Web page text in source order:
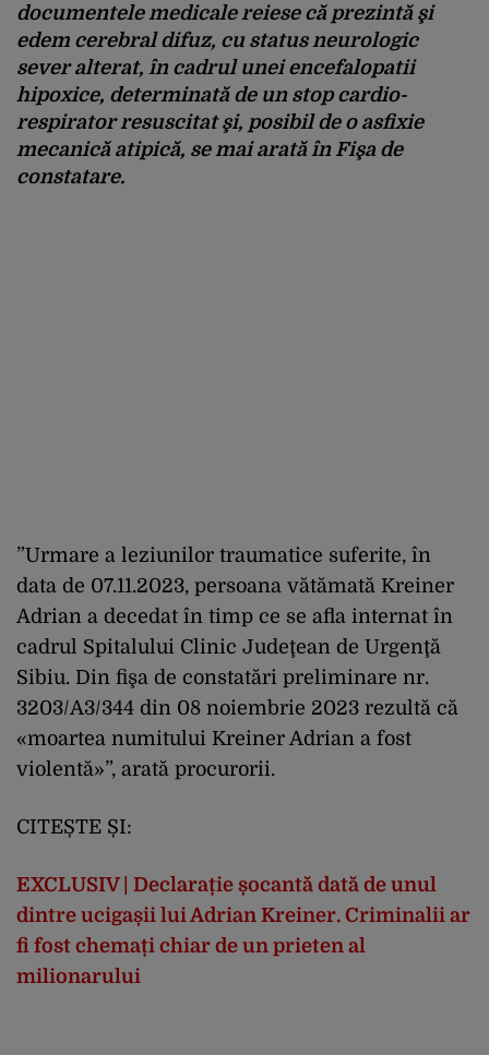
documentele medicale reiese că prezintă şi
edem cerebral difuz, cu status neurologic
sever alterat, în cadrul unei encefalopatii
hipoxice, determinată de un stop cardio-
respirator resuscitat şi, posibil de o asfixie
mecanică atipică, se mai arată în Fişa de
constatare.
”Urmare a leziunilor traumatice suferite, în
data de 07.11.2023, persoana vătămată Kreiner
Adrian a decedat în timp ce se afla internat în
cadrul Spitalului Clinic Judeţean de Urgenţă
Sibiu. Din fişa de constatări preliminare nr.
3203/A3/344 din 08 noiembrie 2023 rezultă că
«moartea numitului Kreiner Adrian a fost
violentă»”, arată procurorii.
CITEȘTE ȘI:
EXCLUSIV | Declarație șocantă dată de unul
dintre ucigașii lui Adrian Kreiner. Criminalii ar
fi fost chemați chiar de un prieten al
milionarului